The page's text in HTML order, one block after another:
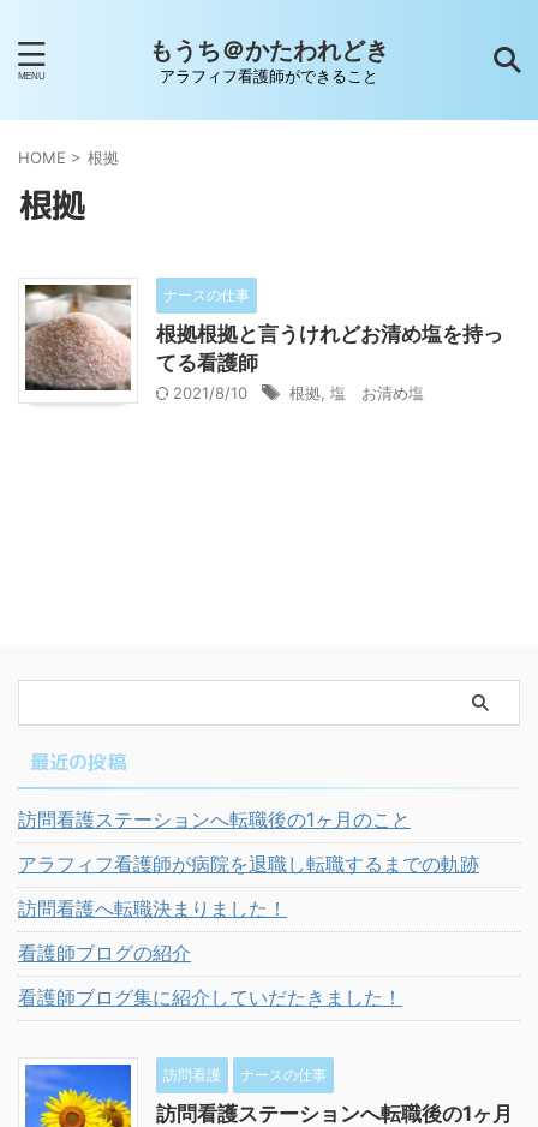
もうち＠かたわれどき
アラフィフ看護師ができること
HOME > 根拠
根拠
ナースの仕事
根拠根拠と言うけれどお清め塩を持っ
てる看護師
2021/8/10 根拠 塩 お清め塩
最近の投稿
訪問看護ステーションへ転職後の1ヶ月のこと
アラフィフ看護師が病院を退職し転職するまでの軌跡
訪問看護へ転職決まりました！
看護師ブログの紹介
看護師ブログ集に紹介していだたきました！
訪問看護 ナースの仕事
訪問看護ステーションへ転職後の1ヶ月